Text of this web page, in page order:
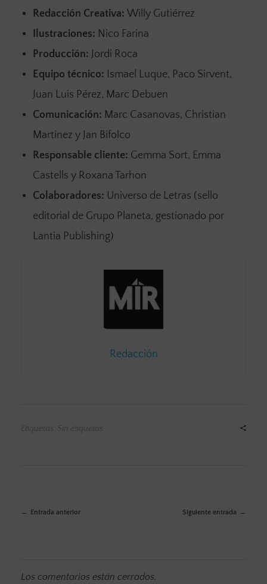
Redacción Creativa: Willy Gutiérrez
Ilustraciones: Nico Farina
Producción: Jordi Roca
Equipo técnico: Ismael Luque, Paco Sirvent,
Juan Luis Pérez, Marc Debuen
Comunicación: Marc Casanovas, Christian
Martínez y Jan Bifolco
Responsable cliente: Gemma Sort, Emma
Castells y Roxana Tarhon
Colaboradores: Universo de Letras (sello
editorial de Grupo Planeta, gestionado por
Lantia Publishing)
Redacción
Etiquetas: Sin etiquetas
Entrada anterior Siguiente entrada
Los comentarios están cerrados.